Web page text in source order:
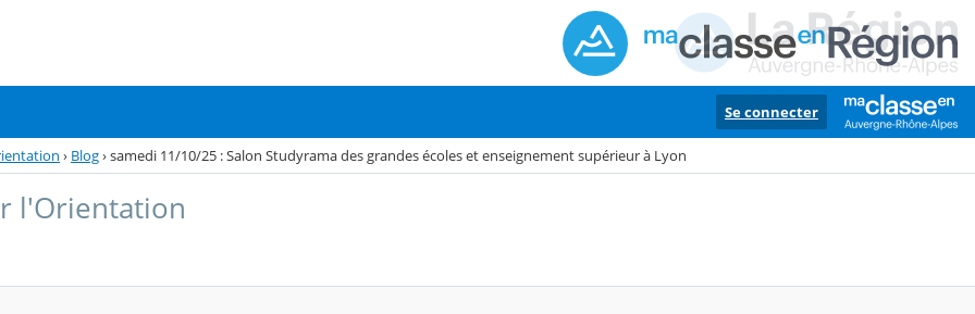
Se connecter
› Blog›samedi 11/10/25 : Salon Studyrama des grandes écoles et enseignement supérieur à Lyon
l'Orientation